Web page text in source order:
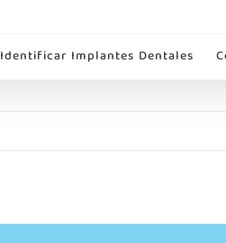
Identificar Implantes Dentales